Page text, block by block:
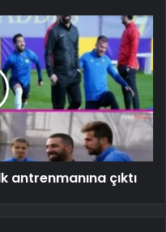
antrenmanına çıktı